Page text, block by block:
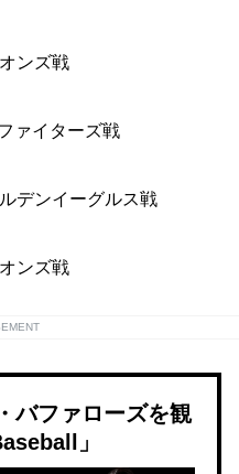
ンズ戦
ァイターズ戦
デンイーグルス戦
ンズ戦
バファローズを観
」